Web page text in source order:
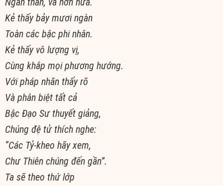
Kẻ thấy bảy mươi ngàn
Toàn các bậc phi nhân.
Kẻ thấy vô lượng vị,
Cùng khắp mọi phương hướng.
Với pháp nhãn thấy rõ
Và phân biệt tất cả
Bậc Ðạo Sư thuyết giảng,
Chúng đệ tử thích nghe:
“Các Tỷ-kheo hãy xem,
Chư Thiên chúng đến gần”.
Ta sẽ theo thứ lớp